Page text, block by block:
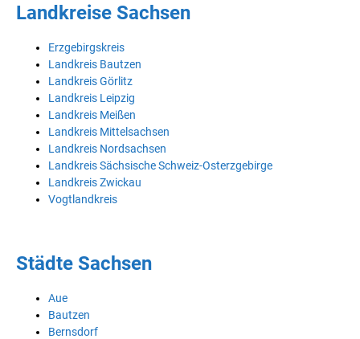
Landkreise Sachsen
Erzgebirgskreis
Landkreis Bautzen
Landkreis Görlitz
Landkreis Leipzig
Landkreis Meißen
Landkreis Mittelsachsen
Landkreis Nordsachsen
Landkreis Sächsische Schweiz-Osterzgebirge
Landkreis Zwickau
Vogtlandkreis
Städte Sachsen
Aue
Bautzen
Bernsdorf